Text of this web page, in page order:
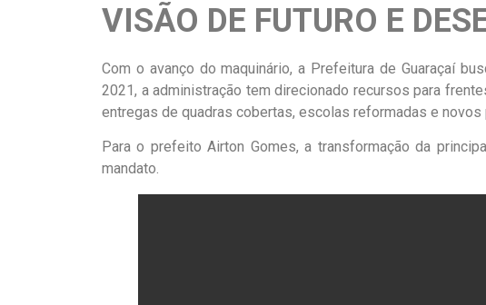
VISÃO DE FUTURO E
Com o avanço do maquinário, a Prefeitura de Guaraçaí
2021, a administração tem direcionado recursos para
entregas de quadras cobertas, escolas reformadas e novos
Para o prefeito Airton Gomes, a transformação da
mandato.